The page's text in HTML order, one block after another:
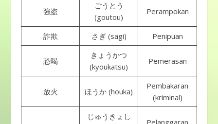
強盗
ごうとう
(goutou)
Perampokan
詐欺 さぎ (sagi) Penipuan
恐喝
きょうかつ
(kyoukatsu)
Pemerasan
放火 ほうか (houka)
Pembakaran
(kriminal)
じゅうきょし
Pelanggaran